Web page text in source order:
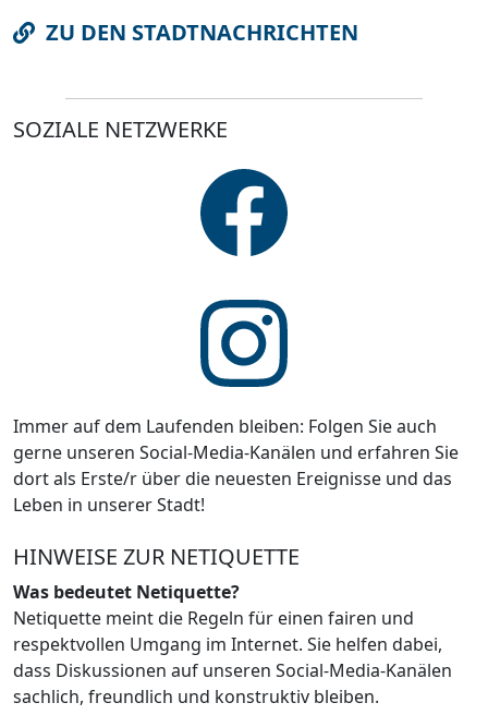
ZU DEN STADTNACHRICHTEN
SOZIALE NETZWERKE
Immer auf dem Laufenden bleiben: Folgen Sie auch
gerne unseren Social-Media-Kanälen und erfahren Sie
dort als Erste/r über die neuesten Ereignisse und das
Leben in unserer Stadt!
HINWEISE ZUR NETIQUETTE
Was bedeutet Netiquette?
Netiquette meint die Regeln für einen fairen und
respektvollen Umgang im Internet. Sie helfen dabei,
dass Diskussionen auf unseren Social-Media-Kanälen
sachlich, freundlich und konstruktiv bleiben.